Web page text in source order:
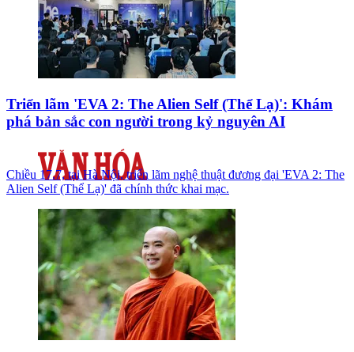
Triển lãm 'EVA 2: The Alien Self (Thể Lạ)': Khám
phá bản sắc con người trong kỷ nguyên AI
Chiều 17.7, tại Hà Nội, triển lãm nghệ thuật đương đại 'EVA 2: The
Alien Self (Thể Lạ)' đã chính thức khai mạc.